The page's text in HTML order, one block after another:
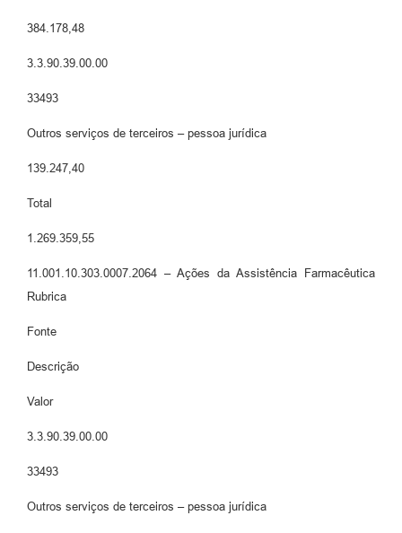
384.178,48
3.3.90.39.00.00
33493
Outros serviços de terceiros – pessoa jurídica
139.247,40
Total
1.269.359,55
11.001.10.303.0007.2064 – Ações da Assistência Farmacêutica
Rubrica
Fonte
Descrição
Valor
3.3.90.39.00.00
33493
Outros serviços de terceiros – pessoa jurídica